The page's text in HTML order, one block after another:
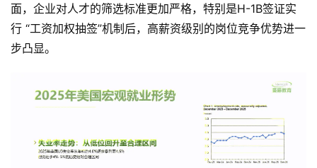
面，企业对人才的筛选标准更加严格，特别是H-1B签证实
行 “工资加权抽签”机制后，高薪资级别的岗位竞争优势进一
步凸显。